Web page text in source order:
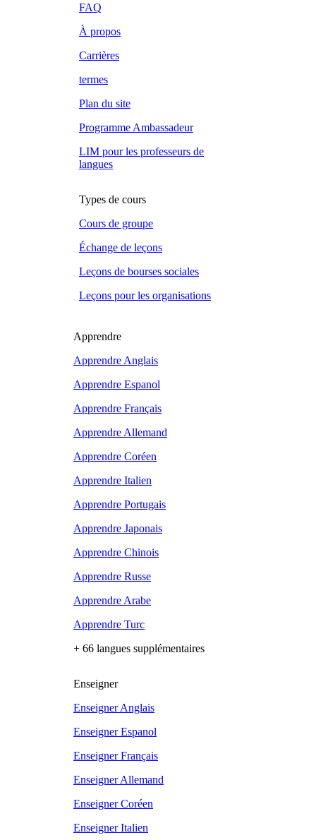
FAQ
À propos
Carrières
termes
Plan du site
Programme Ambassadeur
LIM pour les professeurs de
langues
Types de cours
Cours de groupe
Échange de leçons
Leçons de bourses sociales
Leçons pour les organisations
Apprendre
Apprendre Anglais
Apprendre Espanol
Apprendre Français
Apprendre Allemand
Apprendre Coréen
Apprendre Italien
Apprendre Portugais
Apprendre Japonais
Apprendre Chinois
Apprendre Russe
Apprendre Arabe
Apprendre Turc
+ 66 langues supplémentaires
Enseigner
Enseigner Anglais
Enseigner Espanol
Enseigner Français
Enseigner Allemand
Enseigner Coréen
Enseigner Italien